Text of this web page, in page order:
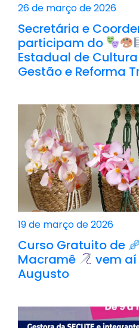
26 de março de 2026
Secretária e
participam do
Estadual de
Gestão e Reforma
19 de março de 2026
Curso Gratuito de
Macramê
vem aí
Augusto